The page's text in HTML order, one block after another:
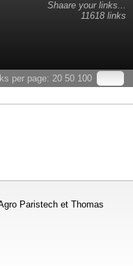
Shaare your links...
11618 links
per page: 20 50 100
Paristech et Thomas